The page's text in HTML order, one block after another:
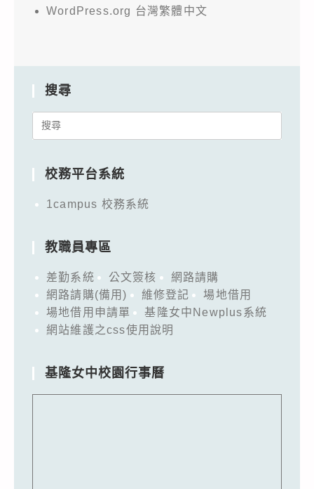
WordPress.org 台灣繁體中文
搜尋
Search
校務平台系統
1campus 校務系統
教職員專區
差勤系統 公文簽核
網路請購
網路請購(備用)
維修登記
場地借用
場地借用申請單
基隆女中Newplus系統
網站維護之css使用說明
基隆女中校園行事曆